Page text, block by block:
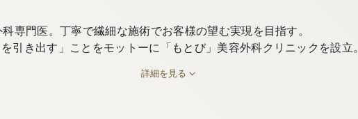
専門医。丁寧で繊細な施術でお客様の望む実現を目指す。
引き出す」ことをモットーに「もとび」美容外科クリニックを設立。
詳細を見る